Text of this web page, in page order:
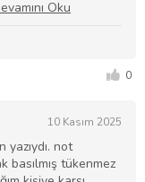
0
10 Kasım 2025
yazıydı. not
basılmış tükenmez